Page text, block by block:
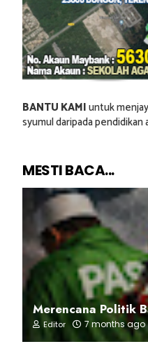
BANTU KAMIuntuk
syumul daripada pendidikan
MESTI BACA...
Merencana Politik
Editor 7 months ago